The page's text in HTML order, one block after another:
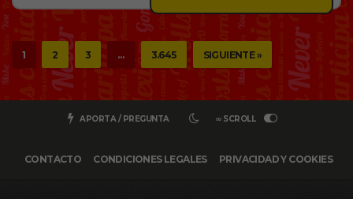
1 2 3 … 3.645 SIGUIENTE »
APORTA / PREGUNTA ∞ SCROLL
CONTACTO CONDICIONES LEGALES PRIVACIDAD Y COOKIES